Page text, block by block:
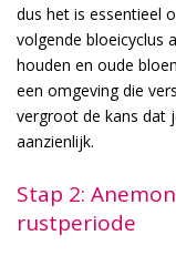
dus het is essentieel
volgende bloeicyclus
houden en oude
een omgeving die
vergroot de kans dat
aanzienlijk.
Stap 2:
rustperiode